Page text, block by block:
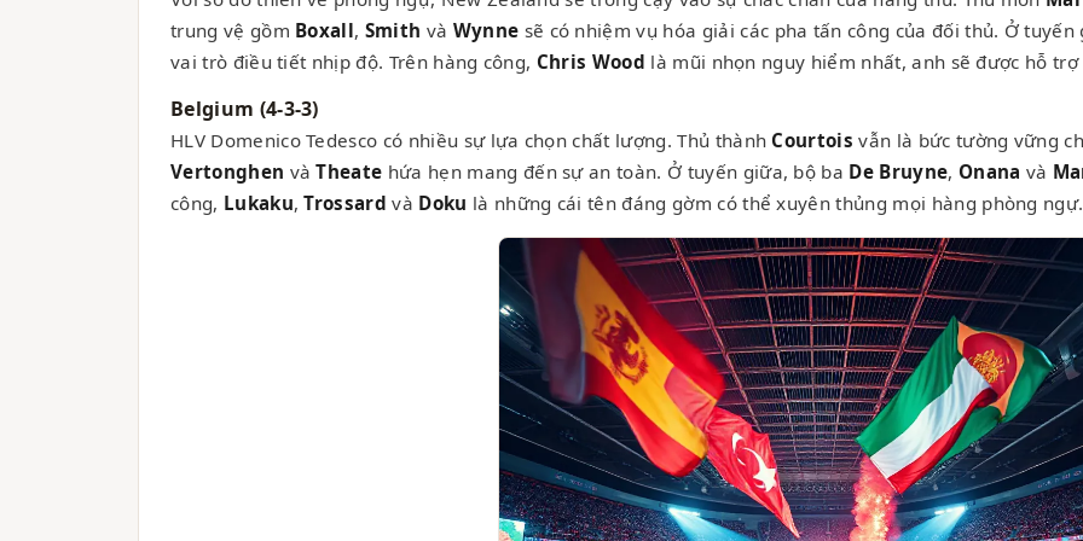
trung vệ gồm Boxall, Smith và Wynne sẽ có nhiệm vụ hóa giải các pha tấn công của đối thủ. Ở
vai trò điều tiết nhịp độ. Trên hàng công, Chris Wood là mũi nhọn nguy hiểm nhất, anh sẽ được hỗ
Belgium (4-3-3)
HLV Domenico Tedesco có nhiều sự lựa chọn chất lượng. Thủ thành Courtois vẫn là bức tường vững
Vertonghen vàTheate hứa hẹn mang đến sự an toàn. Ở tuyến giữa, bộ ba De Bruyne, Onana và
công, Lukaku,Trossard và Doku là những cái tên đáng gờm có thể xuyên thủng mọi hàng phòng ngự.